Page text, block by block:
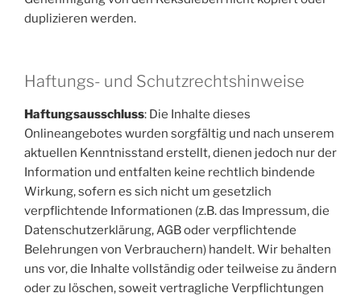
duplizieren werden.
Haftungs- und Schutzrechtshinweise
Haftungsausschluss: Die Inhalte dieses
Onlineangebotes wurden sorgfältig und nach unserem
aktuellen Kenntnisstand erstellt, dienen jedoch nur der
Information und entfalten keine rechtlich bindende
Wirkung, sofern es sich nicht um gesetzlich
verpflichtende Informationen (z.B. das Impressum, die
Datenschutzerklärung, AGB oder verpflichtende
Belehrungen von Verbrauchern) handelt. Wir behalten
uns vor, die Inhalte vollständig oder teilweise zu ändern
oder zu löschen, soweit vertragliche Verpflichtungen